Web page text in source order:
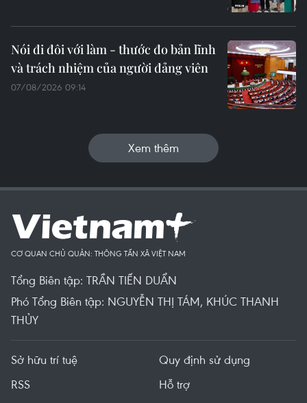
Nói đi đôi với làm - thước đo bản lĩnh
và trách nhiệm của người đảng viên
07/08/2026 09:14
Xem thêm
CƠ QUAN CHỦ QUẢN: THÔNG TẤN XÃ VIỆT NAM
Tổng Biên tập: TRẦN TIẾN DUẨN
Phó Tổng Biên tập: NGUYỄN THỊ TÁM, KHÚC THANH
THỦY
Sở hữu trí tuệ
Quy định sử dụng
RSS
Hỗ trợ